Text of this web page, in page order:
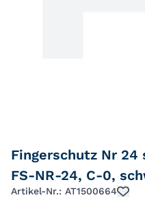
Fingerschutz Nr
FS-NR-24, C-0,
Artikel-Nr.: AT1500664